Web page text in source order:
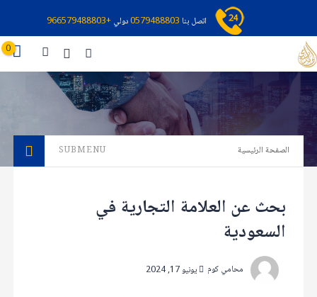
اتصل بنا 0579488803دولي+966579488803
0
الصفحة الرئيسية SUBMENU
بحث عن العلامة التجارية في
السعودية
محامي كوم يونيو 17, 2024